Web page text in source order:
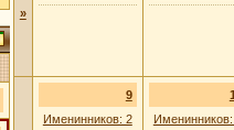
»
9
Именинников: 2